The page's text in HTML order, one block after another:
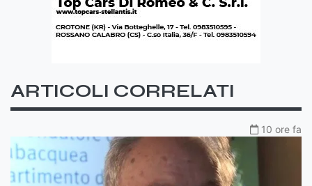
ARTICOLI CORRELATI
10 ore fa